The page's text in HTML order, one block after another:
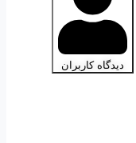
دیدگاه کاربران